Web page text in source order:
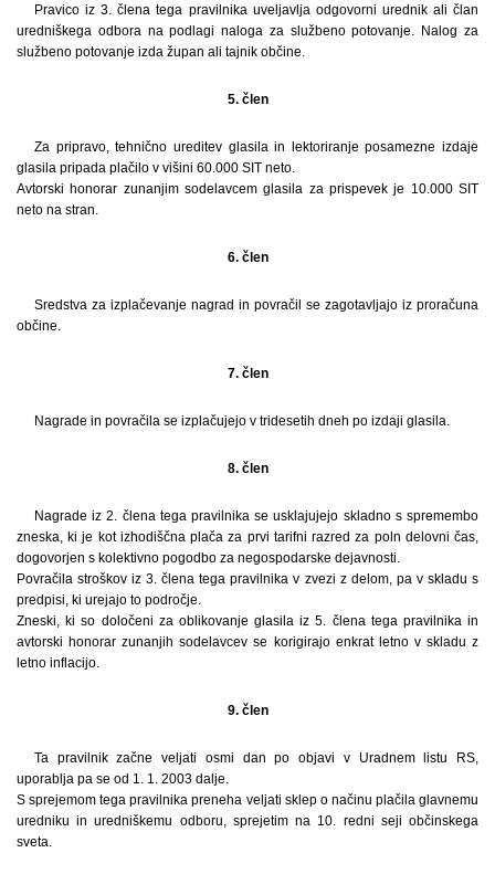
Pravico iz 3. člena tega pravilnika uveljavlja odgovorni urednik ali član
uredniškega odbora na podlagi naloga za službeno potovanje. Nalog za
službeno potovanje izda župan ali tajnik občine.
5. člen
Za pripravo, tehnično ureditev glasila in lektoriranje posamezne izdaje
glasila pripada plačilo v višini 60.000 SIT neto.
Avtorski honorar zunanjim sodelavcem glasila za prispevek je 10.000 SIT
neto na stran.
6. člen
Sredstva za izplačevanje nagrad in povračil se zagotavljajo iz proračuna
občine.
7. člen
Nagrade in povračila se izplačujejo v tridesetih dneh po izdaji glasila.
8. člen
Nagrade iz 2. člena tega pravilnika se usklajujejo skladno s spremembo
zneska, ki je kot izhodiščna plača za prvi tarifni razred za poln delovni čas,
dogovorjen s kolektivno pogodbo za negospodarske dejavnosti.
Povračila stroškov iz 3. člena tega pravilnika v zvezi z delom, pa v skladu s
predpisi, ki urejajo to področje.
Zneski, ki so določeni za oblikovanje glasila iz 5. člena tega pravilnika in
avtorski honorar zunanjih sodelavcev se korigirajo enkrat letno v skladu z
letno inflacijo.
9. člen
Ta pravilnik začne veljati osmi dan po objavi v Uradnem listu RS,
uporablja pa se od 1. 1. 2003 dalje.
S sprejemom tega pravilnika preneha veljati sklep o načinu plačila glavnemu
uredniku in uredniškemu odboru, sprejetim na 10. redni seji občinskega
sveta.